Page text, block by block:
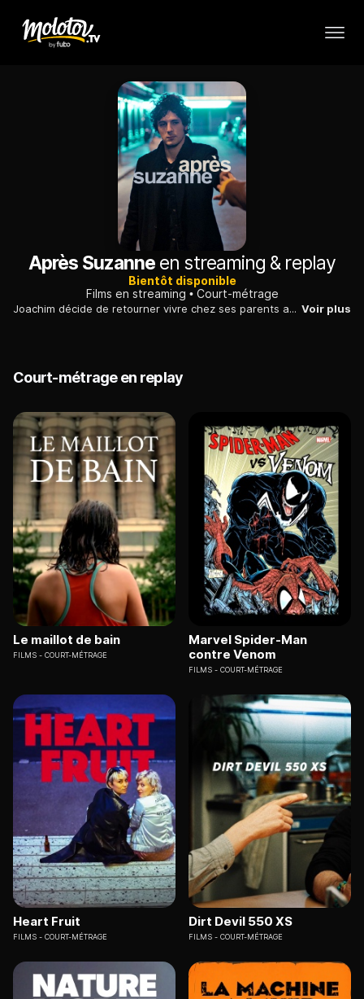
Après Suzanne en streaming & replay
Bientôt disponible
Films en streaming
Court-métrage
Joachim décide de retourner vivre chez ses parents après un douloureux chagrin d'amour. Le jeune homme fait petit à petit le deuil de son ancienne relation. Voir plus
Court-métrage en replay
Le maillot de bain
FILMS COURT-MÉTRAGE
Marvel Spider-Man
contre Venom
FILMS COURT-MÉTRAGE
Heart Fruit
FILMS COURT-MÉTRAGE
Dirt Devil 550 XS
FILMS COURT-MÉTRAGE